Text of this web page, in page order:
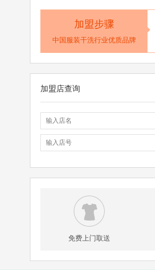
加盟步骤
中国服装干洗行业优质品牌
加盟店查询
免费上门取送